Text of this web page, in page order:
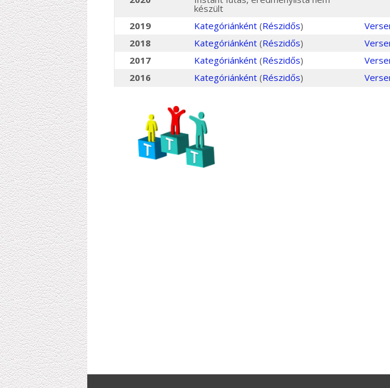
készült
2019
Kategóriánként (Részidős)
2018
Kategóriánként (Részidős)
2017
Kategóriánként (Részidős)
2016
Kategóriánként (Részidős)